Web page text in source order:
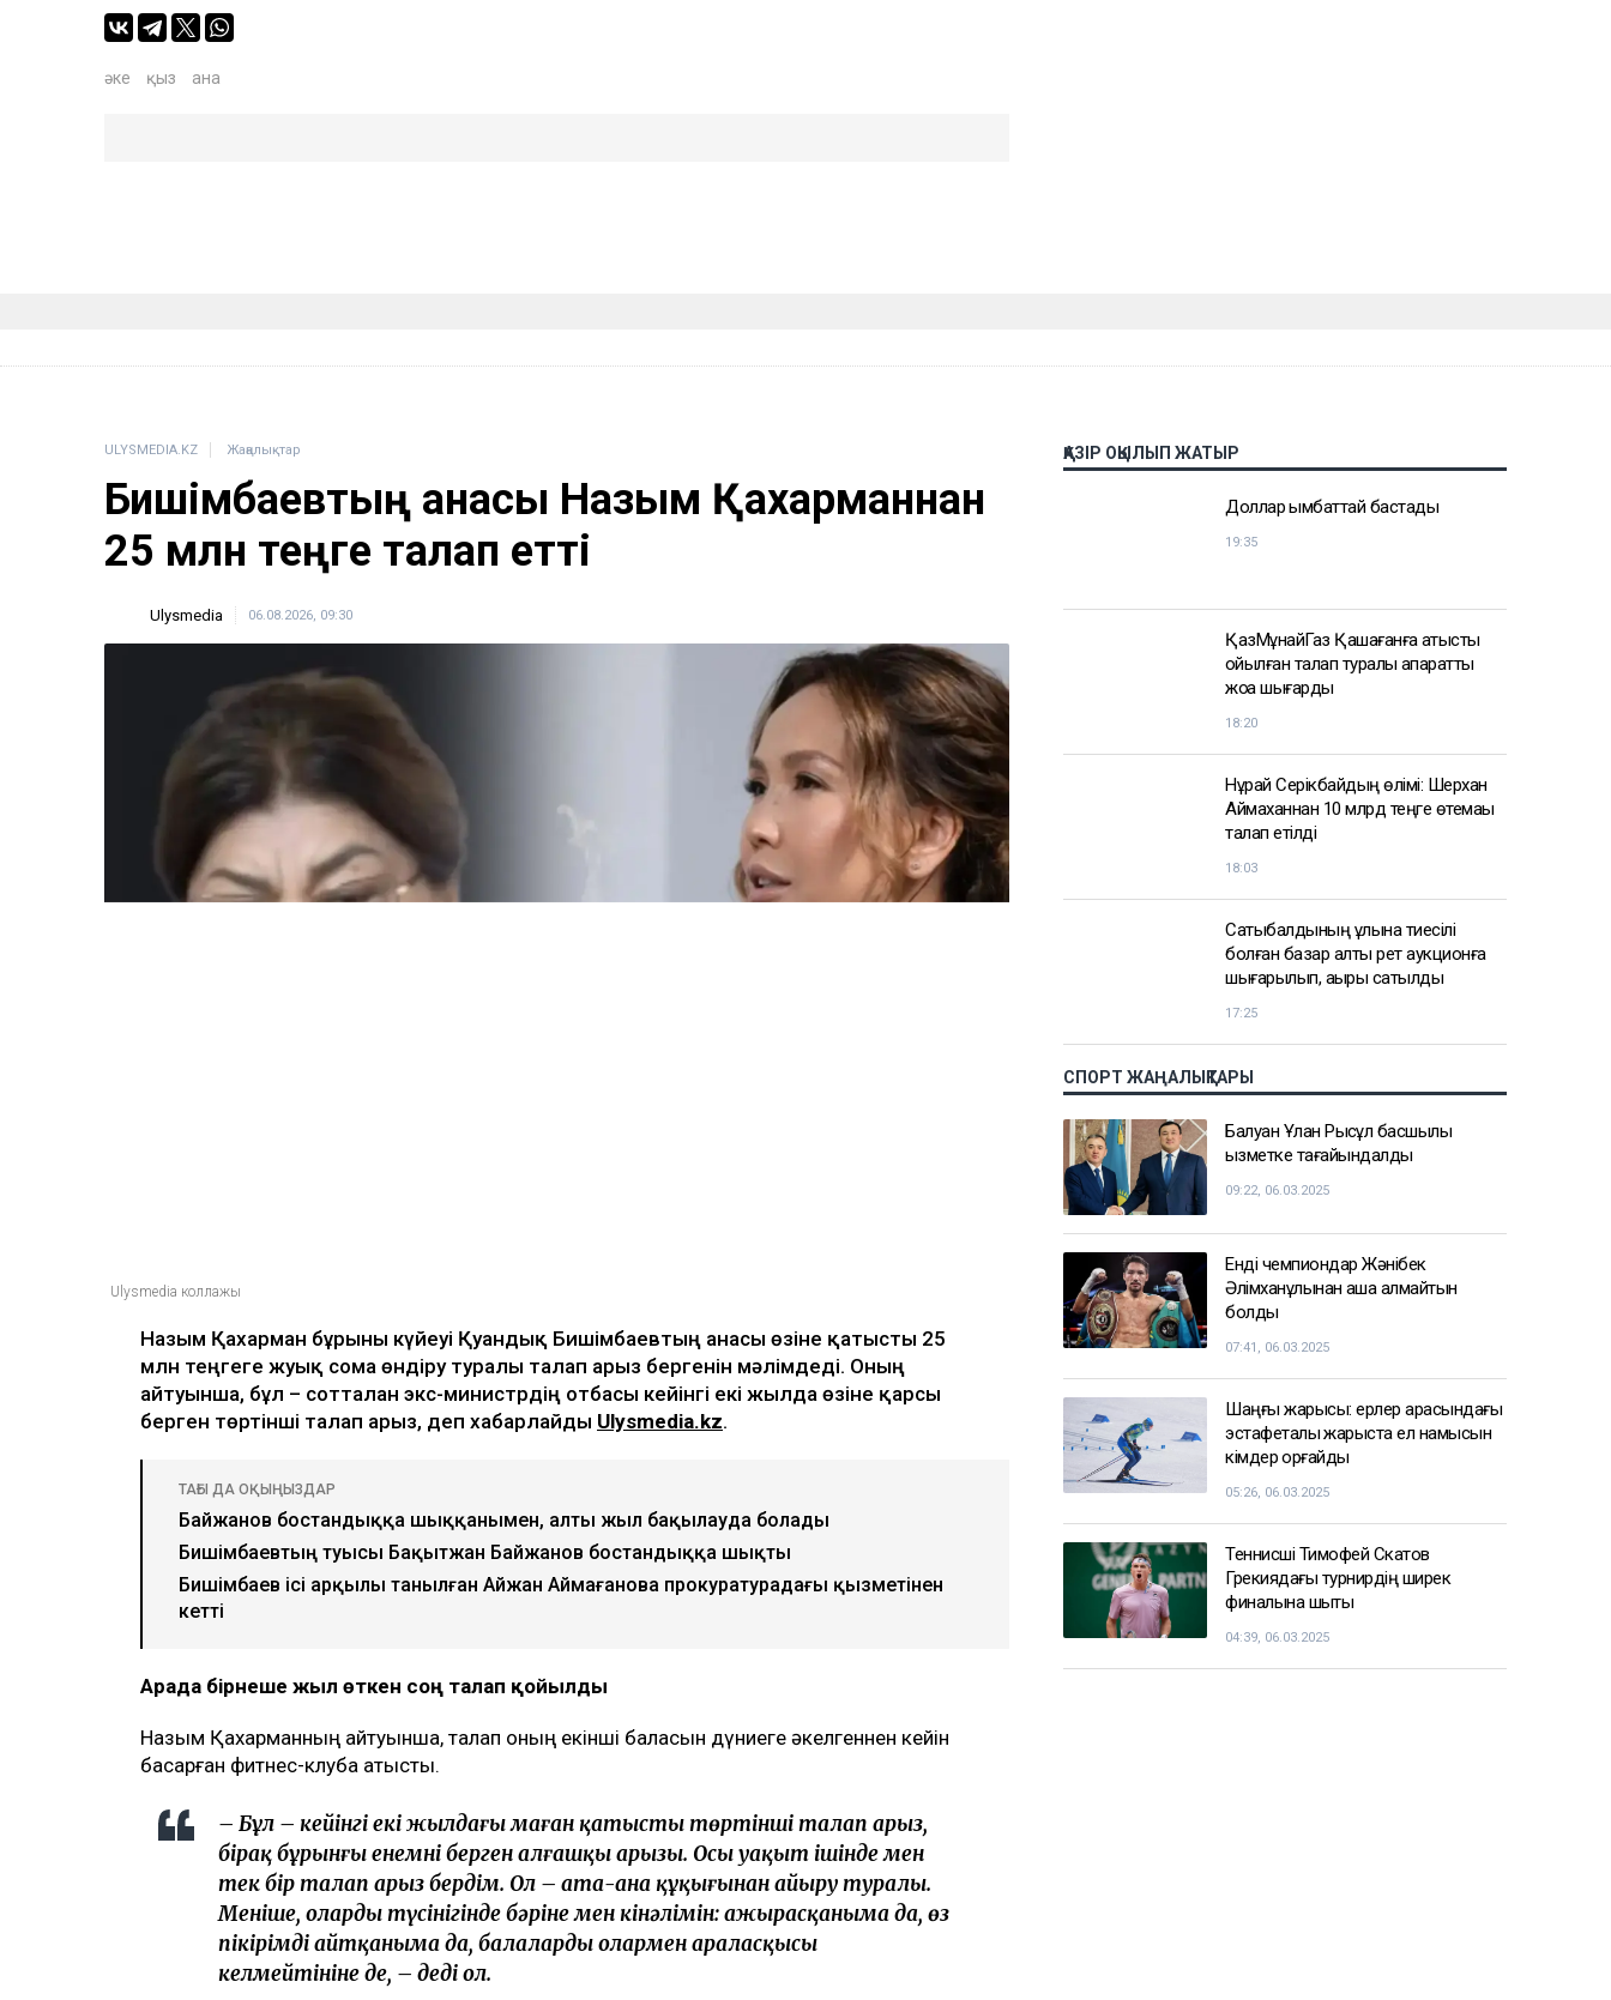
әке қыз ана
Жаңалықтар
Бишімбаевтың анасы Назым Қахарманнан
25 млн теңге талап етті
Ulysmedia коллажы
Назым Қахарман бұрынғы күйеуі Қуандық Бишімбаевтың анасы өзіне қатысты 25
млн теңгеге жуық сома өндіру туралы талап арыз бергенін мәлімдеді. Оның
айтуынша, бұл – сотталған экс-министрдің отбасы кейінгі екі жылда өзіне қарсы
берген төртінші талап арыз, деп хабарлайды
ТАҒЫ ДА ОҚЫҢЫЗДАР
Байжанов бостандыққа шыққанымен, алты жыл бақылауда болады
Бишімбаевтың туысы Бақытжан Байжанов бостандыққа шықты
Бишімбаев ісі арқылы танылған Айжан Аймағанова прокуратурадағы қызметінен
кетті
ҚАЗІР ОҚЫЛЫП ЖАТЫР
Доллар қымбаттай бастады
19:35
қойылған талап туралы ақпаратты
жоққа шығарды
18:20
Нұрай Серікбайдың өлімі: Шерхан
Аймаханнан 10 млрд теңге өтемақы
талап етілді
Сатыбалдының ұлына тиесілі
болған базар алты рет аукционға
СПОРТ ЖАҢАЛЫҚТАРЫ
Балуан Ұлан Рысқұл басшылық
09:22, 06.03.2025
Әлімханұлынан қаша алмайтын
болды